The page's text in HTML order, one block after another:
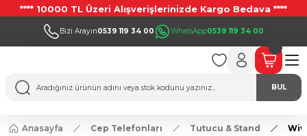
**** 10000 TL Üzeri Alışverişlerinizde Kargo Bedava ****
Bizi Arayın0539 119 34 00 WhatsApp0539 119 34 00
BUL
Anasayfa Cep Telefonları Tutucu & Stand